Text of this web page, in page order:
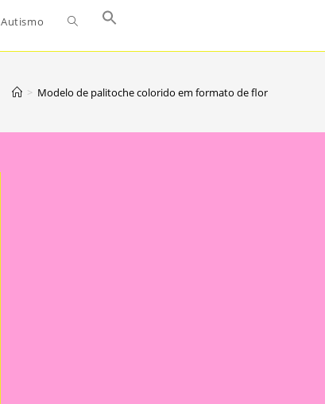
> Modelo de palitoche colorido em formato de flor